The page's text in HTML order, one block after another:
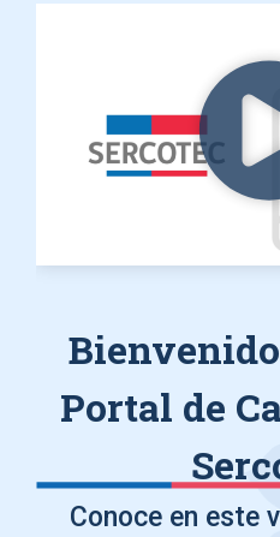
Portal de
Conoce en este